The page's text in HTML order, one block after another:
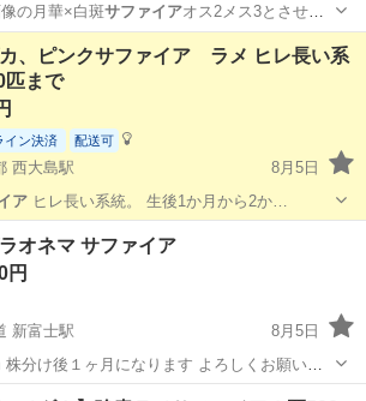
の月華×白斑サファイアオス2メス3とさせて
その他 月華
、ピンクサファイア ラメ ヒレ長い系
匹まで
イン決済 配送可
西大島駅
8月5日
アヒレ長い系統。 生後1か月から2か…
島駅 その他
オネマ サファイア
円
新富士駅
8月5日
植物富士駅 家庭用品 アグラオネマ